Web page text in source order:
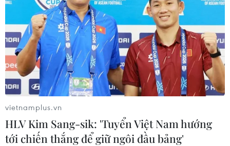
vietnamplus.vn
HLV Kim Sang-sik: 'Tuyển Việt Nam hướng
tới chiến thắng để giữ ngôi đầu bảng'